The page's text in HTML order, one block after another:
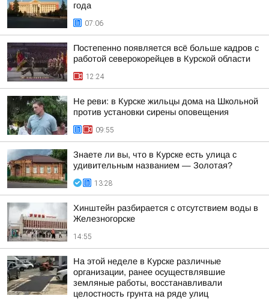
года
07:06
Постепенно появляется всё больше кадров с
работой северокорейцев в Курской области
12:24
Не реви: в Курске жильцы дома на Школьной
против установки сирены оповещения
09:55
Знаете ли вы, что в Курске есть улица с
удивительным названием — Золотая?
13:28
Хинштейн разбирается с отсутствием воды в
Железногорске
14:55
На этой неделе в Курске различные
организации, ранее осуществлявшие
земляные работы, восстанавливали
целостность грунта на ряде улиц